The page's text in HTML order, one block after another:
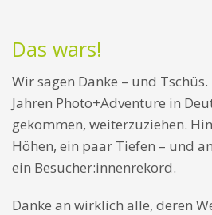
Das wars!
Wir sagen Danke – und
Jahren Photo+Adventure in
gekommen, weiterzuziehen.
Höhen, ein paar Tiefen – und
ein Besucher:innenrekord.
Danke an wirklich alle, deren